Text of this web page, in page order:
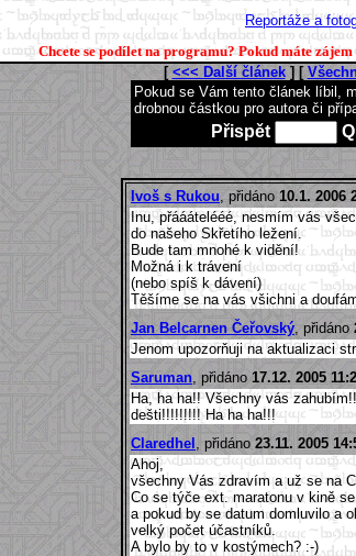
Reportáže a
Chcete se podílet na programu? Pokud máte
[ <<< Další článek] [
Pokud se Vám tento článek líbil,
drobnou částkou pro autora či
Přispět Q
Ivoš s Rukou , přidáno 10.1. 2006
Inu, přááátelééé, nesmím vás
do našeho Skřetího ležení.
Bude tam mnohé k vidění!
Možná i k trávení
(nebo spíš k dávení)
Těšíme se na vás všichni a
Jan Belcarnen Čeřovský , přidáno
Jenom upozorňuji na aktualizaci
Saruman , přidáno 17.12. 2005
Ha, ha ha!! Všechny vás
dešti!!!!!!!!! Ha ha ha!!!
Claredhel , přidáno 23.11. 2005
Ahoj,
všechny Vás zdravím a už se na
Co se týče ext. maratonu v kině
a pokud by se datum domluvilo a
velký počet účastníků.
A bylo by to v kostýmech? :-)